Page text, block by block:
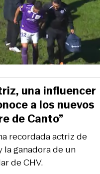
recordada actriz de
ganadora de un
de CHV.
una influencer
a los nuevos
de Canto”